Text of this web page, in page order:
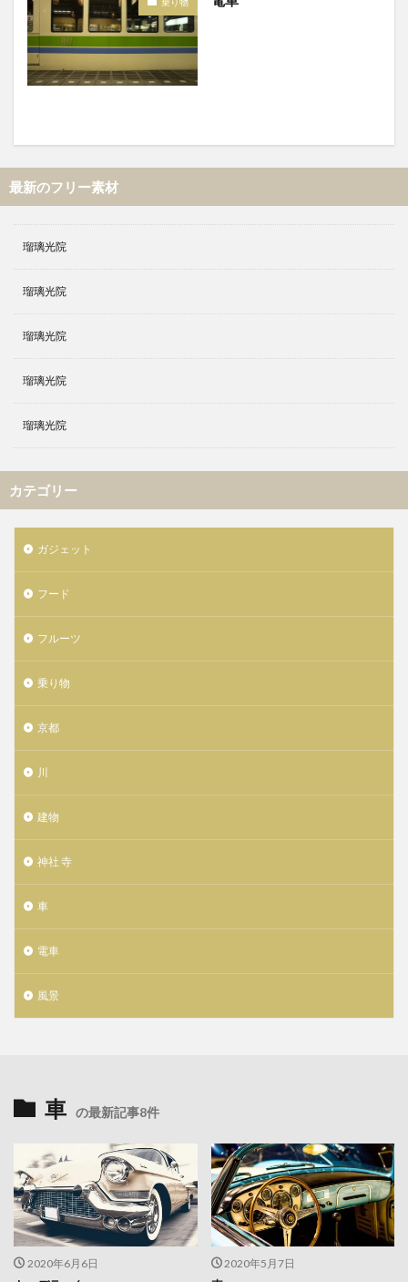
最新のフリー素材
瑠璃光院
瑠璃光院
瑠璃光院
瑠璃光院
瑠璃光院
カテゴリー
ガジェット
フード
フルーツ
乗り物
京都
川
建物
神社 寺
車
電車
風景
車 の最新記事8件
2020年6月6日 2020年5月7日